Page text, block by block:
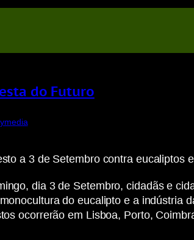
do Futuro
a 3 de Setembro contra eucaliptos
dia 3 de Setembro, cidadãs e
do eucalipto e a indústria
ocorrerão em Lisboa, Porto,